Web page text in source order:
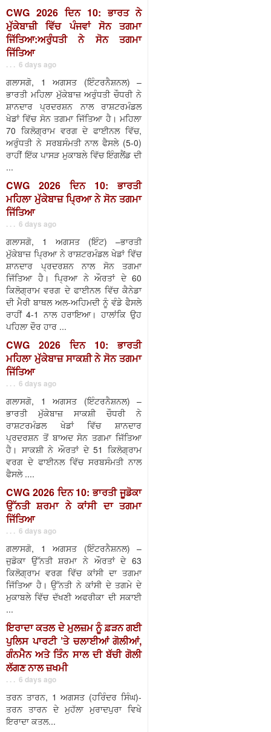
CWG 2026 ਦਿਨ 10: ਭਾਰਤ ਨੇ
ਮੁੱਕੇਬਾਜ਼ੀ ਵਿੱਚ ਪੰਜਵਾਂ ਸੋਨ ਤਗਮਾ
ਜਿੱਤਿਆ:ਅਰੁੰਧਤੀ ਨੇ ਸੋਨ ਤਗਮਾ
ਜਿੱਤਿਆ
. . . 6 days ago
ਗਲਾਸਗੋ, 1 ਅਗਸਤ (ਇੰਟਰਨੈਸ਼ਨਲ) –
ਭਾਰਤੀ ਮਹਿਲਾ ਮੁੱਕੇਬਾਜ਼ ਅਰੁੰਧਤੀ ਚੌਧਰੀ ਨੇ
ਸ਼ਾਨਦਾਰ ਪ੍ਰਦਰਸ਼ਨ ਨਾਲ ਰਾਸ਼ਟਰਮੰਡਲ
ਖੇਡਾਂ ਵਿੱਚ ਸੋਨ ਤਗਮਾ ਜਿੱਤਿਆ ਹੈ। ਮਹਿਲਾ
70 ਕਿਲੋਗ੍ਰਾਮ ਵਰਗ ਦੇ ਫਾਈਨਲ ਵਿੱਚ,
ਅਰੁੰਧਤੀ ਨੇ ਸਰਬਸੰਮਤੀ ਨਾਲ ਫੈਸਲੇ (5-0)
ਰਾਹੀਂ ਇੱਕ ਪਾਸੜ ਮੁਕਾਬਲੇ ਵਿੱਚ ਇੰਗਲੈਂਡ ਦੀ
...
CWG 2026 ਦਿਨ 10: ਭਾਰਤੀ
ਮਹਿਲਾ ਮੁੱਕੇਬਾਜ਼ ਪ੍ਰਿਆ ਨੇ ਸੋਨ ਤਗਮਾ
ਜਿੱਤਿਆ
. . . 6 days ago
ਗਲਾਸਗੋ, 1 ਅਗਸਤ (ਇੰਟ) –ਭਾਰਤੀ
ਮੁੱਕੇਬਾਜ਼ ਪ੍ਰਿਆ ਨੇ ਰਾਸ਼ਟਰਮੰਡਲ ਖੇਡਾਂ ਵਿੱਚ
ਸ਼ਾਨਦਾਰ ਪ੍ਰਦਰਸ਼ਨ ਨਾਲ ਸੋਨ ਤਗਮਾ
ਜਿੱਤਿਆ ਹੈ। ਪ੍ਰਿਆ ਨੇ ਔਰਤਾਂ ਦੇ 60
ਕਿਲੋਗ੍ਰਾਮ ਵਰਗ ਦੇ ਫਾਈਨਲ ਵਿੱਚ ਕੈਨੇਡਾ
ਦੀ ਮੈਰੀ ਬਾਥਲ ਅਲ-ਅਹਿਮਦੀ ਨੂੰ ਵੰਡੇ ਫੈਸਲੇ
ਰਾਹੀਂ 4-1 ਨਾਲ ਹਰਾਇਆ। ਹਾਲਾਂਕਿ ਉਹ
ਪਹਿਲਾ ਦੌਰ ਹਾਰ ...
CWG 2026 ਦਿਨ 10: ਭਾਰਤੀ
ਮਹਿਲਾ ਮੁੱਕੇਬਾਜ਼ ਸਾਕਸ਼ੀ ਨੇ ਸੋਨ ਤਗਮਾ
ਜਿੱਤਿਆ
. . . 6 days ago
ਗਲਾਸਗੋ, 1 ਅਗਸਤ (ਇੰਟਰਨੈਸ਼ਨਲ) –
ਭਾਰਤੀ ਮੁੱਕੇਬਾਜ਼ ਸਾਕਸ਼ੀ ਚੌਧਰੀ ਨੇ
ਰਾਸ਼ਟਰਮੰਡਲ ਖੇਡਾਂ ਵਿੱਚ ਸ਼ਾਨਦਾਰ
ਪ੍ਰਦਰਸ਼ਨ ਤੋਂ ਬਾਅਦ ਸੋਨ ਤਗਮਾ ਜਿੱਤਿਆ
ਹੈ। ਸਾਕਸ਼ੀ ਨੇ ਔਰਤਾਂ ਦੇ 51 ਕਿਲੋਗ੍ਰਾਮ
ਵਰਗ ਦੇ ਫਾਈਨਲ ਵਿੱਚ ਸਰਬਸੰਮਤੀ ਨਾਲ
ਫੈਸਲੇ ....
CWG 2026 ਦਿਨ 10: ਭਾਰਤੀ ਜੂਡੋਕਾ
ਉੱਨਤੀ ਸ਼ਰਮਾ ਨੇ ਕਾਂਸੀ ਦਾ ਤਗਮਾ
ਜਿੱਤਿਆ
. . . 6 days ago
ਗਲਾਸਗੋ, 1 ਅਗਸਤ (ਇੰਟਰਨੈਸ਼ਨਲ) –
ਜੁਡੋਕਾ ਉੱਨਤੀ ਸ਼ਰਮਾ ਨੇ ਔਰਤਾਂ ਦੇ 63
ਕਿਲੋਗ੍ਰਾਮ ਵਰਗ ਵਿੱਚ ਕਾਂਸੀ ਦਾ ਤਗਮਾ
ਜਿੱਤਿਆ ਹੈ। ਉੱਨਤੀ ਨੇ ਕਾਂਸੀ ਦੇ ਤਗਮੇ ਦੇ
ਮੁਕਾਬਲੇ ਵਿੱਚ ਦੱਖਣੀ ਅਫਰੀਕਾ ਦੀ ਸਕਾਈ
...
ਇਰਾਦਾ ਕਤਲ ਦੇ ਮੁਲਜ਼ਮ ਨੂੰ ਫ਼ੜਨ ਗਈ
ਪੁਲਿਸ ਪਾਰਟੀ ’ਤੇ ਚਲਾਈਆਂ ਗੋਲੀਆਂ,
ਗੰਨਮੈਨ ਅਤੇ ਤਿੰਨ ਸਾਲ ਦੀ ਬੱਚੀ ਗੋਲੀ
ਲੱਗਣ ਨਾਲ ਜ਼ਖਮੀ
. . . 6 days ago
ਤਰਨ ਤਾਰਨ, 1 ਅਗਸਤ (ਹਰਿੰਦਰ ਸਿੰਘ)-
ਤਰਨ ਤਾਰਨ ਦੇ ਮੁਹੱਲਾ ਮੁਰਾਦਪੁਰਾ ਵਿਖੇ
ਇਰਾਦਾ ਕਤਲ...